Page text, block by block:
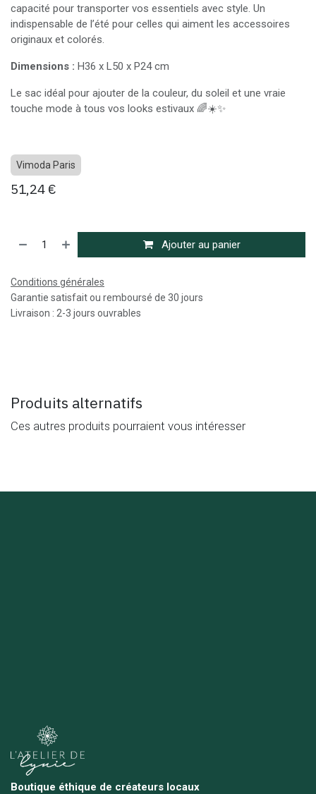
capacité pour transporter vos essentiels avec style. Un
indispensable de l’été pour celles qui aiment les accessoires
originaux et colorés.
Dimensions : H36 x L50 x P24 cm
Le sac idéal pour ajouter de la couleur, du soleil et une vraie
touche mode à tous vos looks estivaux 🌈☀️✨
Vimoda Paris
51,24 €
Ajouter au panier
Conditions générales
Garantie satisfait ou remboursé de 30 jours
Livraison : 2-3 jours ouvrables
Produits alternatifs
Ces autres produits pourraient vous intéresser
Boutique éthique de créateurs locaux